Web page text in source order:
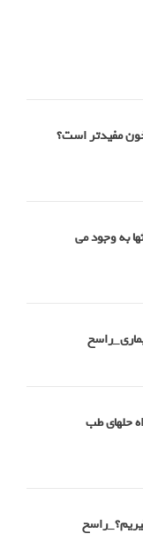
مفیدتر است؟
به وجود می
حلهای طب